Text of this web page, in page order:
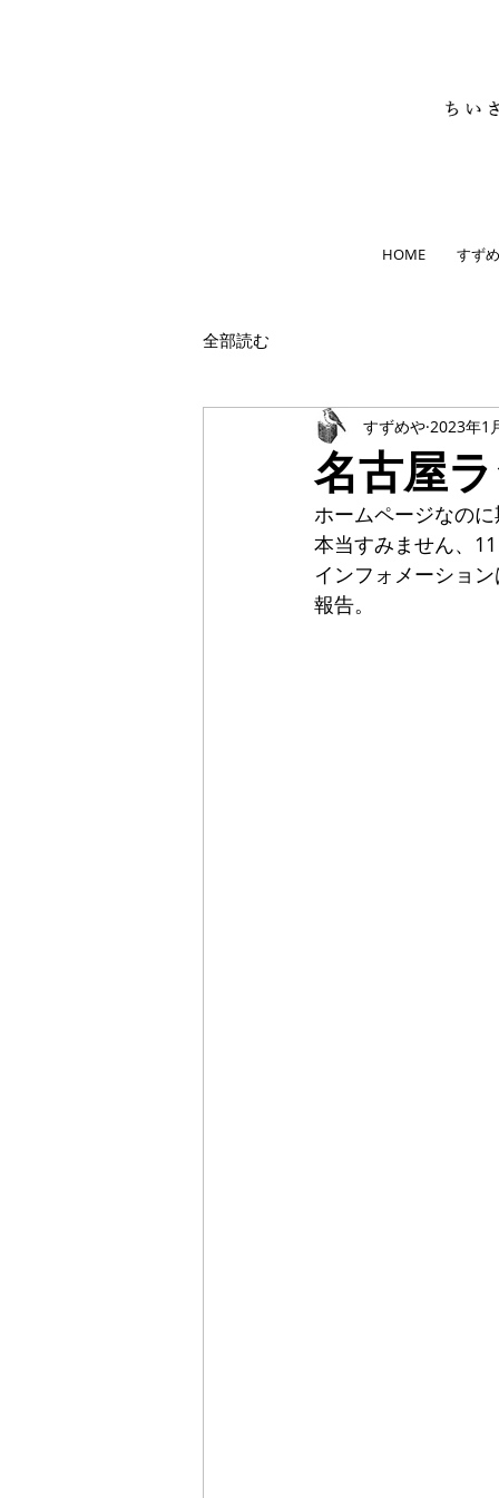
HOME すず
全部読む
名古屋
すずめや 2023年1
ホームページなの
本当すみません、
インフォメーショ
報告。